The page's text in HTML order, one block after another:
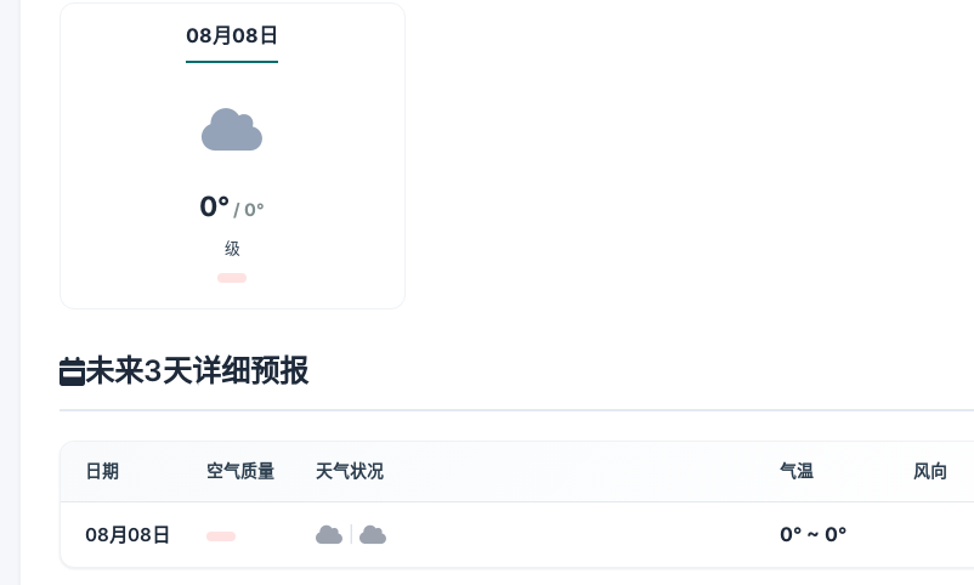
08月08日
0° / 0°
级
未来3天详细预报
日期 空气质量 天气状况 气温 风向
08月08日 0° ~ 0°